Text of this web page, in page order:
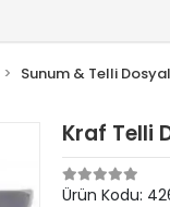
Sunum & Telli
Kraf Telli
Ürün Kodu: